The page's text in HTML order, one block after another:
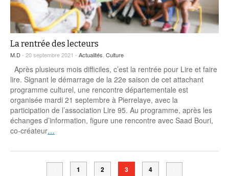
La rentrée des lecteurs
M.D- 20 septembre 2021 - Actualités Culture
Après plusieurs mois difficiles, c’est la rentrée pour Lire et faire
lire. Signant le démarrage de la 22e saison de cet attachant
programme culturel, une rencontre départementale est
organisée mardi 21 septembre à Pierrelaye, avec la
participation de l’association Lire 95. Au programme, après les
échanges d’information, figure une rencontre avec Saad Bouri,
co-créateur…
1 2 3 4